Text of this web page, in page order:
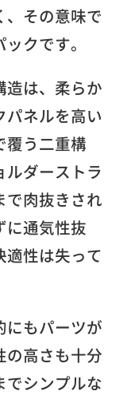
、その意味で
クです。
造は、柔らか
パネルを高い
覆う二重構
ダーストラ
で肉抜きされ
に通気性抜
性は失って
にもパーツが
の高さも十分
シンプルな